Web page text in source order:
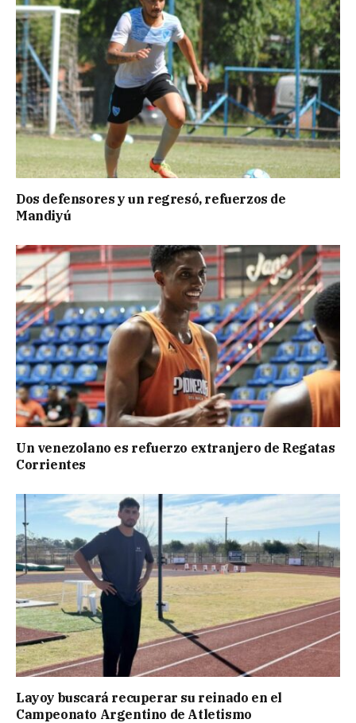
Dos defensores y un regresó, refuerzos de
Mandiyú
Un venezolano es refuerzo extranjero de Regatas
Corrientes
Layoy buscará recuperar su reinado en el
Campeonato Argentino de Atletismo